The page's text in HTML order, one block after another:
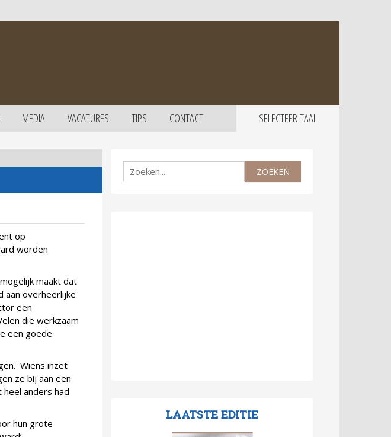
SELECTEER TAAL
MEDIA VACATURES TIPS CONTACT
op
worden
maakt dat
aan overheerlijke
een
die werkzaam
een goede
Wiens inzet
ze bij aan een
anders had
hun grote
LAATSTE EDITIE